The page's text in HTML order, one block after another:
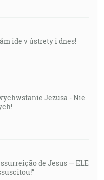
ide v ústrety i dnes!
Jezusa - Nie
de Jesus — ELE